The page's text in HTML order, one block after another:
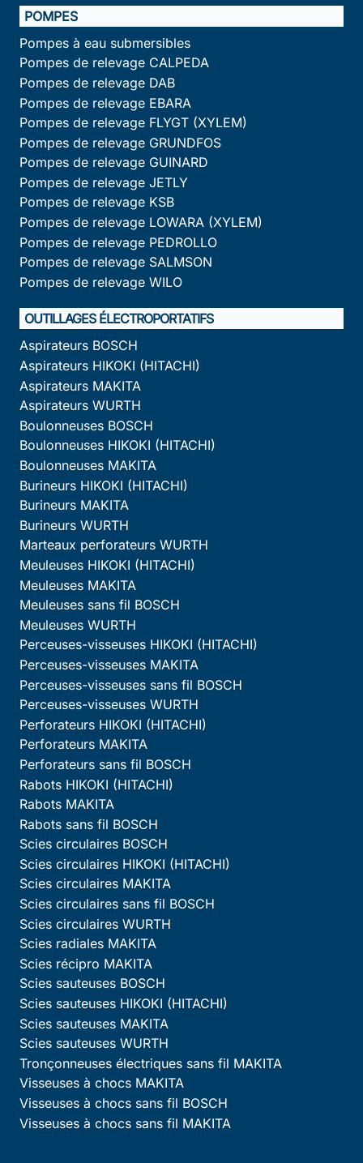
POMPES
Pompes à eau submersibles
Pompes de relevage CALPEDA
Pompes de relevage DAB
Pompes de relevage EBARA
Pompes de relevage FLYGT (XYLEM)
Pompes de relevage GRUNDFOS
Pompes de relevage GUINARD
Pompes de relevage JETLY
Pompes de relevage KSB
Pompes de relevage LOWARA (XYLEM)
Pompes de relevage PEDROLLO
Pompes de relevage SALMSON
Pompes de relevage WILO
OUTILLAGES ÉLECTROPORTATIFS
Aspirateurs BOSCH
Aspirateurs HIKOKI (HITACHI)
Aspirateurs MAKITA
Aspirateurs WURTH
Boulonneuses BOSCH
Boulonneuses HIKOKI (HITACHI)
Boulonneuses MAKITA
Burineurs HIKOKI (HITACHI)
Burineurs MAKITA
Burineurs WURTH
Marteaux perforateurs WURTH
Meuleuses HIKOKI (HITACHI)
Meuleuses MAKITA
Meuleuses sans fil BOSCH
Meuleuses WURTH
Perceuses-visseuses HIKOKI (HITACHI)
Perceuses-visseuses MAKITA
Perceuses-visseuses sans fil BOSCH
Perceuses-visseuses WURTH
Perforateurs HIKOKI (HITACHI)
Perforateurs MAKITA
Perforateurs sans fil BOSCH
Rabots HIKOKI (HITACHI)
Rabots MAKITA
Rabots sans fil BOSCH
Scies circulaires BOSCH
Scies circulaires HIKOKI (HITACHI)
Scies circulaires MAKITA
Scies circulaires sans fil BOSCH
Scies circulaires WURTH
Scies radiales MAKITA
Scies récipro MAKITA
Scies sauteuses BOSCH
Scies sauteuses HIKOKI (HITACHI)
Scies sauteuses MAKITA
Scies sauteuses WURTH
Tronçonneuses électriques sans fil MAKITA
Visseuses à chocs MAKITA
Visseuses à chocs sans fil BOSCH
Visseuses à chocs sans fil MAKITA